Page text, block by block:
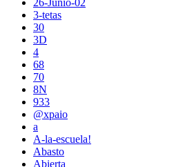
26-Junio-02
3-tetas
30
3D
4
68
70
8N
933
@xpaio
a
A-la-escuela!
Abasto
Abierta